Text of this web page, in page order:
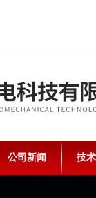
公司新闻 技